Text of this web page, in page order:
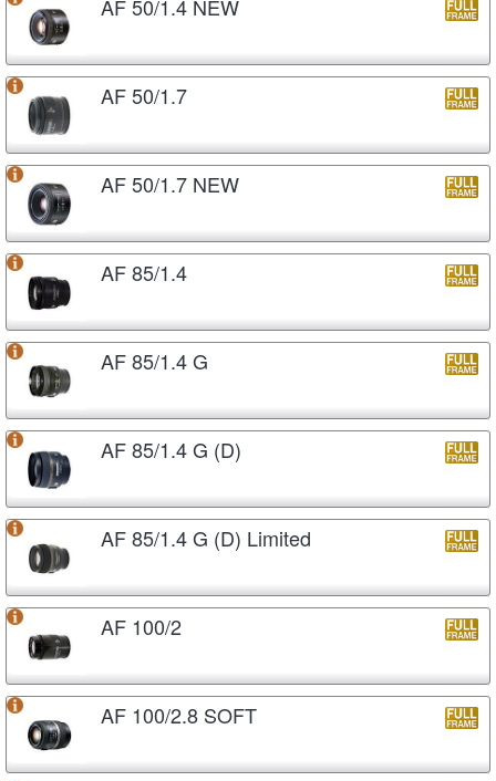
AF 50/1.4 NEW
AF 50/1.7
AF 50/1.7 NEW
AF 85/1.4
AF 85/1.4 G
AF 85/1.4 G (D)
AF 85/1.4 G (D) Limited
AF 100/2
AF 100/2.8 SOFT